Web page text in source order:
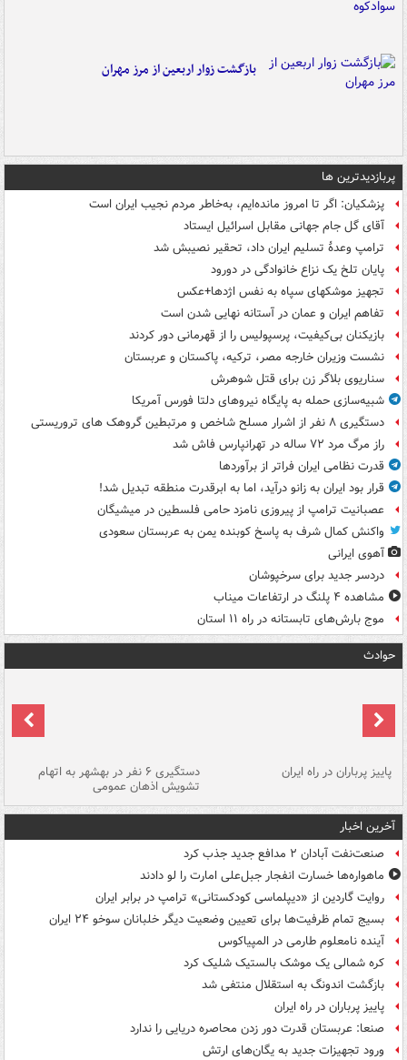
بازگشت زوار اربعین از مرز مهران
پربازدیدترین ها
پزشکیان: اگر تا امروز مانده‌ایم، به‌خاطر مردم نجیب ایران است
آقای گل جام جهانی مقابل اسرائیل ایستاد
ترامپ وعدۀ تسلیم ایران داد، تحقیر نصیبش شد
پایان تلخ یک نزاع خانوادگی در دورود
تجهیز موشکهای سپاه به نفس اژدها+عکس
تفاهم ایران و عمان در آستانه نهایی شدن است
بازیکنان بی‌کیفیت، پرسپولیس را از قهرمانی دور کردند
نشست وزیران خارجه مصر، ترکیه، پاکستان و عربستان
سناریوی بلاگر زن برای قتل شوهرش
شبیه‌سازی حمله به پایگاه نیروهای دلتا فورس آمریکا
دستگیری ۸ نفر از اشرار مسلح شاخص و مرتبطین گروهک های تروریستی
راز مرگ مرد ۷۲ ساله در تهرانپارس فاش شد
قدرت نظامی ایران فراتر از برآوردها
قرار بود ایران به زانو درآید، اما به ابرقدرت منطقه تبدیل شد!
عصبانیت ترامپ از پیروزی نامزد حامی فلسطین در میشیگان
واکنش کمال شرف به پاسخ کوبنده یمن به عربستان سعودی
آهوی ایرانی
دردسر جدید برای سرخپوشان
مشاهده ۴ پلنگ در ارتفاعات میناب
موج بارش‌های تابستانه در راه ۱۱ استان
حوادث
پاییز پرباران در راه ایران دستگیری ۶ نفر در بهشهر به اتهام
تشویش اذهان عمومی
آخرین اخبار
صنعت‌نفت آبادان ۲ مدافع جدید جذب کرد
ماهواره‌ها خسارت انفجار جبل‌علی امارت را لو دادند
روایت گاردین از «دیپلماسی کودکستانی» ترامپ در برابر ایران
بسیج تمام ظرفیت‌ها برای تعیین وضعیت دیگر خلبانان سوخو ۲۴ ایران
آینده نامعلوم طارمی در المپیاکوس
کره شمالی یک موشک بالستیک شلیک کرد
بازگشت اندونگ به استقلال منتفی شد
پاییز پرباران در راه ایران
صنعا: عربستان قدرت دور زدن محاصره دریایی را ندارد
ورود تجهیزات جدید به یگان‌های ارتش